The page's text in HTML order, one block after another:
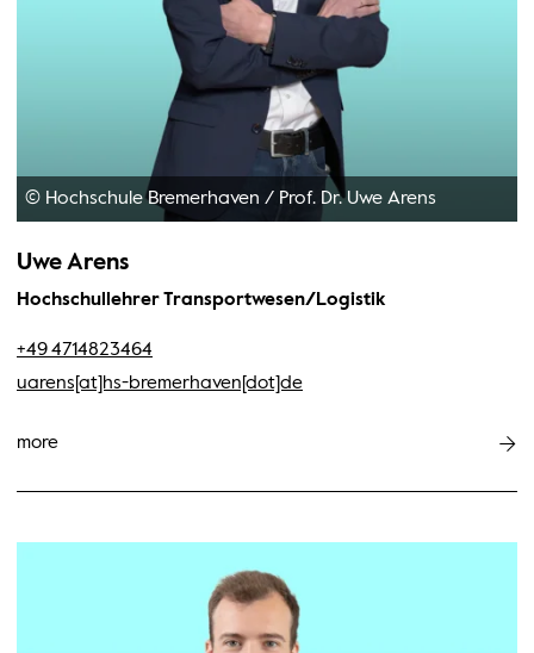
© Hochschule Bremerhaven / Prof. Dr. Uwe Arens
Uwe Arens
Hochschullehrer Transportwesen/Logistik
+49 4714823464
uarens[at]hs-bremerhaven[dot]de
more